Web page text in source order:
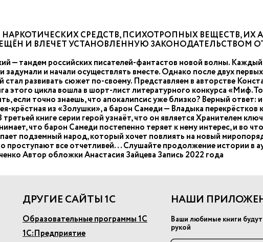
СРЕДСТВ, ПСИХОТРОПНЫХ ВЕЩЕСТВ,
И ВЛЕЧЕТ УСТАНОВЛЕННУЮ ЗАКОНОДАТЕЛЬСТВОМ
— тандем российских писателей-фантастов новой волны.
и начали осуществлять вместе. Однако после двух
развивать сюжет по-своему. Представляем в авторстве
этого цикла вошла в шорт-лист литературного конкурса
если точно знаешь, что апокалипсис уже близко? Верный ответ:
крёстная из «Золушки», а барон Самеди — Владыка
книге серии герой узнаёт, что он является Хранителем
что барон Самеди постепенно теряет к нему интерес, и во
подземный народ, который хочет повлиять на новый
проступают все отчетливей... Слушайте продолжение истории
Автор обложки Анастасия Зайцева Запись 2022 года
ДРУГИЕ САЙТЫ 1С
Образовательные программы 1С
1С:Предприятие
НАШИ
Ваши любимые книги
рукой